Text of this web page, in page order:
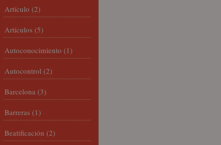
Artículo (2)
Artículos (5)
Autoconocimiento (1)
Autocontrol (2)
Barcelona (3)
Barreras (1)
Beatificación (2)